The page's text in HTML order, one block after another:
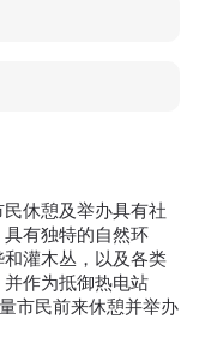
休憩及举办具有社
有独特的自然环
灌木丛，以及各类
作为抵御热电站
市民前来休憩并举办